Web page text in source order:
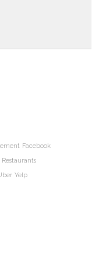
Facebook
Restaurants
Yelp